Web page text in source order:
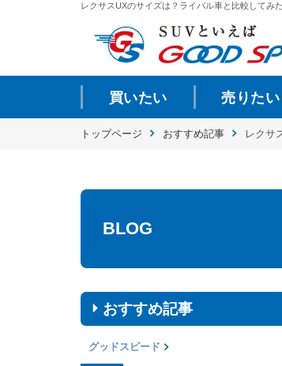
レクサスUXのサイズは？ライバル車と比較してみ
買いたい 売りたい
トップページ おすすめ記事 レクサ
BLOG
おすすめ記事
グッドスピード